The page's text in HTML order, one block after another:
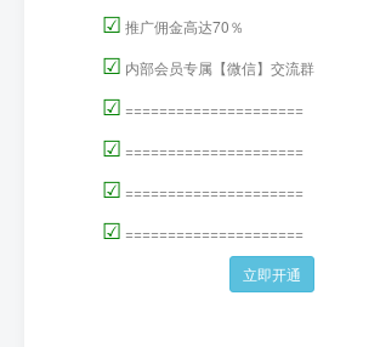
☑ 推广佣金高达70％
☑ 内部会员专属【微信】交流群
☑ =====================
☑ =====================
☑ =====================
☑ =====================
立即开通